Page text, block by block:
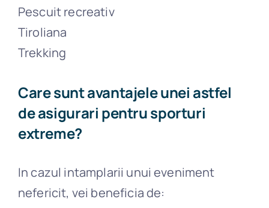
Pescuit recreativ
Tiroliana
Trekking
Care sunt avantajele unei astfel
de asigurari pentru sporturi
extreme?
In cazul intamplarii unui eveniment
nefericit, vei beneficia de: